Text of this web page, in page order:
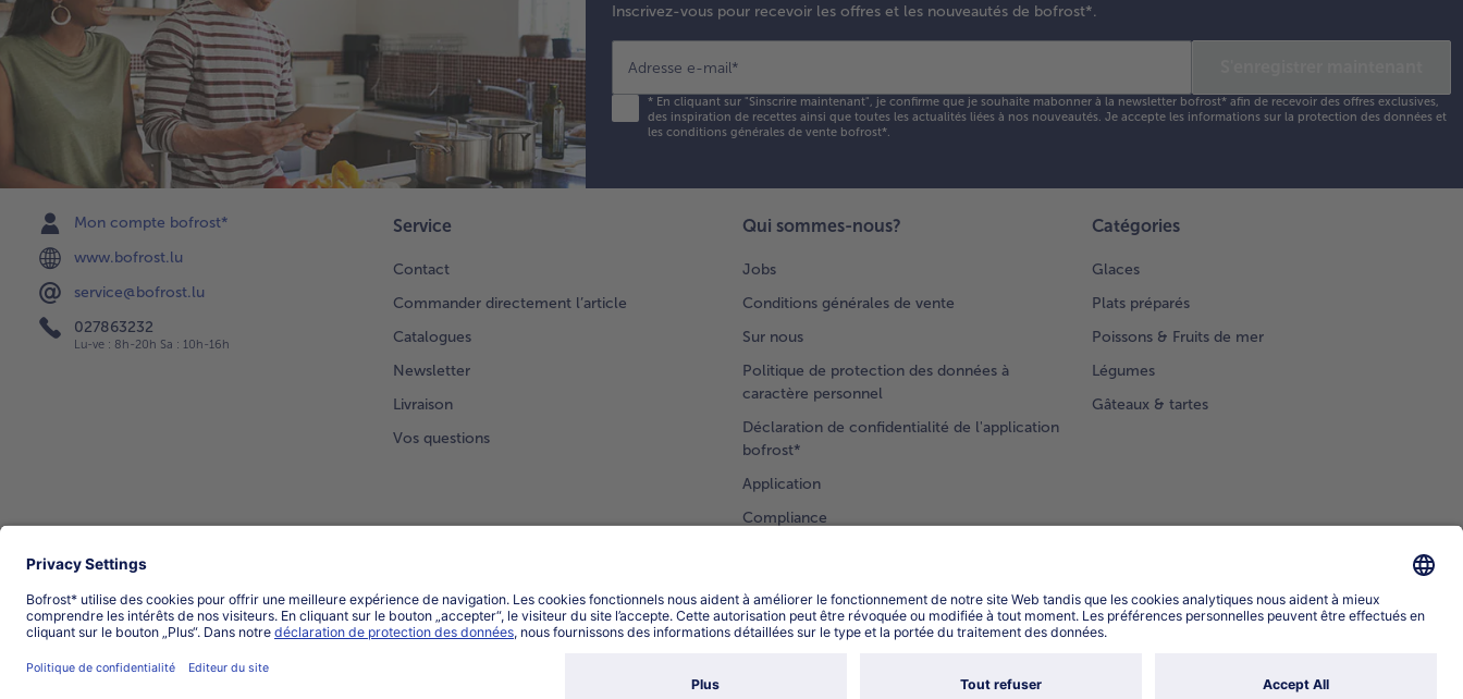
Inscrivez-vous pour recevoir les offres et les nouveautés de bofrost*.
Adresse e-mail*
*En cliquant sur "Sinscrire maintenant", je confirme que je souhaite mabonner à la newsletter bofrost* afin de recevoir des offres exclusives,
des inspiration de recettes ainsi que toutes les actualités liées à nos nouveautés. Je accepte les informations sur la protection des données et
les conditions générales de vente bofrost*.
Mon compte bofrost*
www.bofrost.lu
service@bofrost.lu
027863232
Lu-ve : 8h-20h Sa : 10h-16h
Service
Contact
Commander directement l’article
Catalogues
Newsletter
Livraison
Vos questions
Qui sommes-nous?
Jobs
Conditions générales de vente
Sur nous
Politique de protection des données à
caractère personnel
Déclaration de confidentialité de l'application
bofrost*
Application
Compliance
Catégories
Glaces
Plats préparés
Poissons & Fruits de mer
Légumes
Gâteaux & tartes